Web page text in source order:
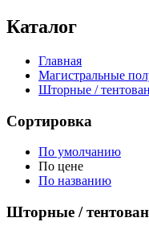
Каталог
Главная
Магистральные
Шторные /
Сортировка
По умолчанию
По цене
По названию
Шторные /